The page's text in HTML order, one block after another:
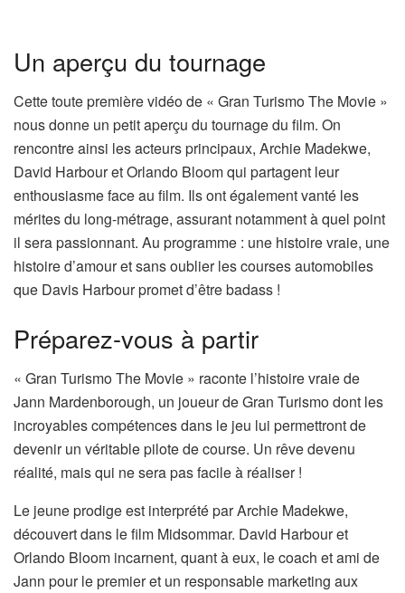
Un aperçu du tournage
Cette toute première vidéo de « Gran Turismo The Movie »
nous donne un petit aperçu du tournage du film. On
rencontre ainsi les acteurs principaux, Archie Madekwe,
David Harbour et Orlando Bloom qui partagent leur
enthousiasme face au film. Ils ont également vanté les
mérites du long-métrage, assurant notamment à quel point
il sera passionnant. Au programme : une histoire vraie, une
histoire d’amour et sans oublier les courses automobiles
que Davis Harbour promet d’être badass !
Préparez-vous à partir
« Gran Turismo The Movie » raconte l’histoire vraie de
Jann Mardenborough, un joueur de Gran Turismo dont les
incroyables compétences dans le jeu lui permettront de
devenir un véritable pilote de course. Un rêve devenu
réalité, mais qui ne sera pas facile à réaliser !
Le jeune prodige est interprété par Archie Madekwe,
découvert dans le film Midsommar. David Harbour et
Orlando Bloom incarnent, quant à eux, le coach et ami de
Jann pour le premier et un responsable marketing aux